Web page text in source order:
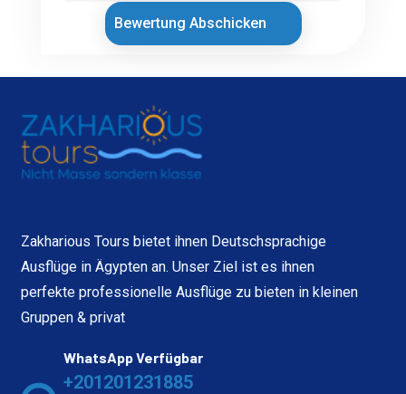
Bewertung Abschicken
Zakharious Tours bietet ihnen Deutschsprachige
Ausflüge in Ägypten an. Unser Ziel ist es ihnen
perfekte professionelle Ausflüge zu bieten in kleinen
Gruppen & privat
WhatsApp Verfügbar
+201201231885